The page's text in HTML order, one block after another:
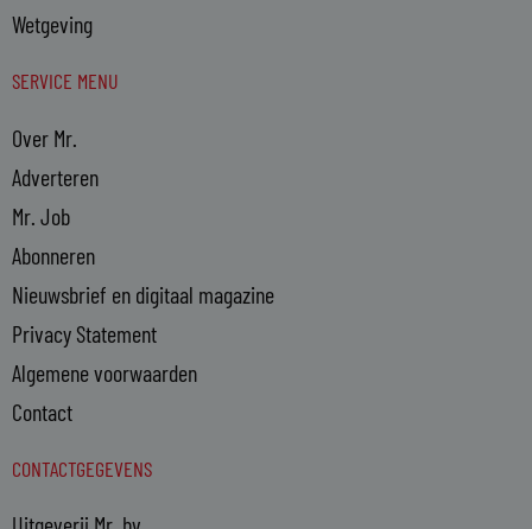
Wetgeving
SERVICE MENU
Over Mr.
Adverteren
Mr. Job
Abonneren
Nieuwsbrief en digitaal magazine
Privacy Statement
Algemene voorwaarden
Contact
CONTACTGEGEVENS